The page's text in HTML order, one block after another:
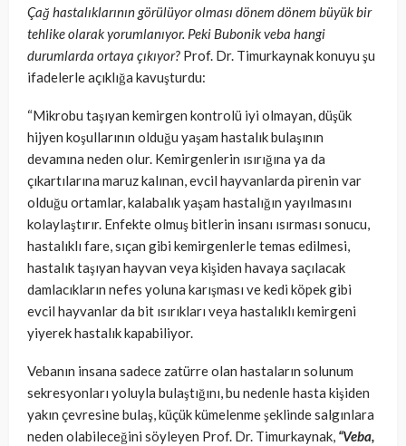
Çağ hastalıklarının görülüyor olması dönem dönem büyük bir
tehlike olarak yorumlanıyor. Peki Bubonik veba hangi
durumlarda ortaya çıkıyor? Prof. Dr. Timurkaynak konuyu şu
ifadelerle açıklığa kavuşturdu:
“Mikrobu taşıyan kemirgen kontrolü iyi olmayan, düşük
hijyen koşullarının olduğu yaşam hastalık bulaşının
devamına neden olur. Kemirgenlerin ısırığına ya da
çıkartılarına maruz kalınan, evcil hayvanlarda pirenin var
olduğu ortamlar, kalabalık yaşam hastalığın yayılmasını
kolaylaştırır. Enfekte olmuş bitlerin insanı ısırması sonucu,
hastalıklı fare, sıçan gibi kemirgenlerle temas edilmesi,
hastalık taşıyan hayvan veya kişiden havaya saçılacak
damlacıkların nefes yoluna karışması ve kedi köpek gibi
evcil hayvanlar da bit ısırıkları veya hastalıklı kemirgeni
yiyerek hastalık kapabiliyor.
Vebanın insana sadece zatürre olan hastaların solunum
sekresyonları yoluyla bulaştığını, bu nedenle hasta kişiden
yakın çevresine bulaş, küçük kümelenme şeklinde salgınlara
neden olabileceğini söyleyen Prof. Dr. Timurkaynak, “Veba,